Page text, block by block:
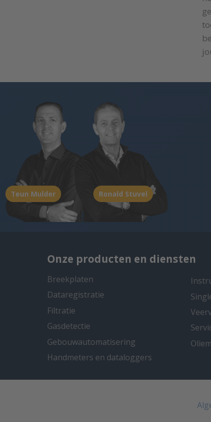
Teun Mulder Ronald Stuvel
Onze producten en diensten
Breekplaten
Dataregistratie
Filtratie
Gasdetectie
Gebouwautomatisering
Handmeters en dataloggers